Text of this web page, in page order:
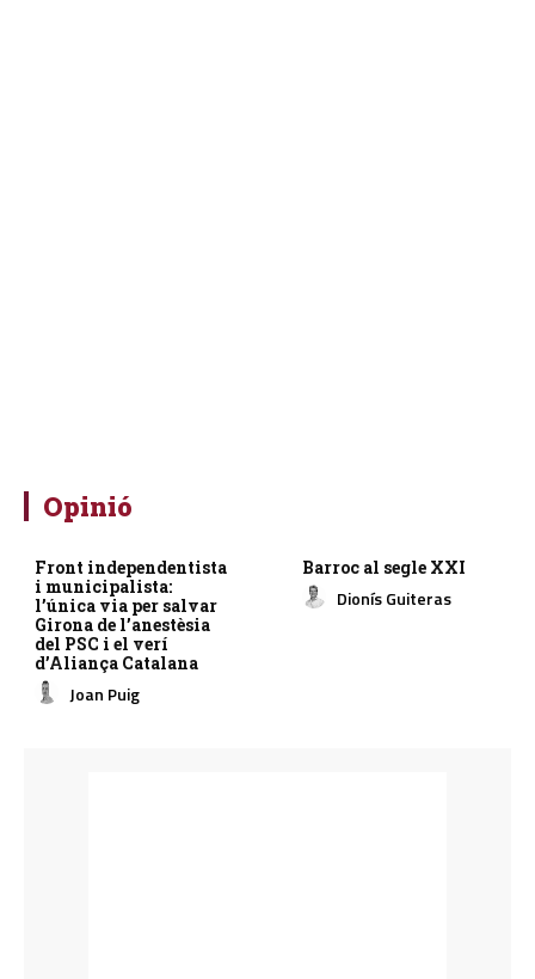
Opinió
Front independentista
i municipalista:
l’única via per salvar
Girona de l’anestèsia
del PSC i el verí
d’Aliança Catalana
Joan Puig
Barroc al segle XXI
Dionís Guiteras